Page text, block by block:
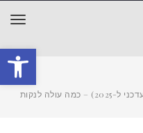
פתח
ניקוי מקלטים מחיר (עדכני ל-2025) – כמה עולה לנקות